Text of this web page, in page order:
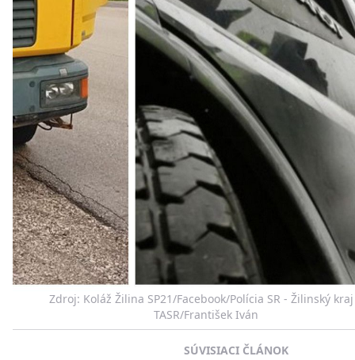
Zdroj: Koláž Žilina SP21/Facebook/Polícia SR - Žilinský
TASR/František Iván
SÚVISIACI ČLÁNOK